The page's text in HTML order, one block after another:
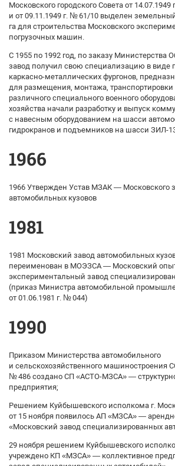
Московского городского Совета от
и от 09.11.1949 г. № 61/10 выделен
га для строительства Московского
погрузочных машин.
С 1955 по 1992 год, по заказу Министерства
завод получил свою специализацию в виде
каркасно-металлических фургонов,
для размещения, монтажа, транспортировки
различного специального военного
хозяйства начали разработку и выпуск
с навесным оборудованием на шасси
гидрокранов и подъемников на шасси ЗИЛ-
1966
1966 Утвержден Устав МЗАК — Московского
автомобильных кузовов
1981
1981 Московский завод автомобильных
переименован в МОЭЗСА — Московский
экспериментальный завод
(приказ Министра автомобильной
от 01.06.1981 г. № 044)
1990
Приказом Министерства автомобильного
и сельскохозяйственного машиностроения
№ 486 создано СП «АСТО-МЗСА» —
предприятия;
Решением Куйбышевского исполкома г.
от 15 ноября появилось АП «МЗСА» —
«Московский завод специализированных
29 ноября решением Куйбышевского
учреждено КП «МЗСА» — коллективное